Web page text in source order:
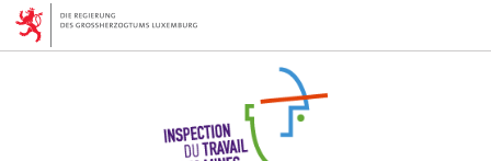
Zur
Navigation
Zum
Inhalt